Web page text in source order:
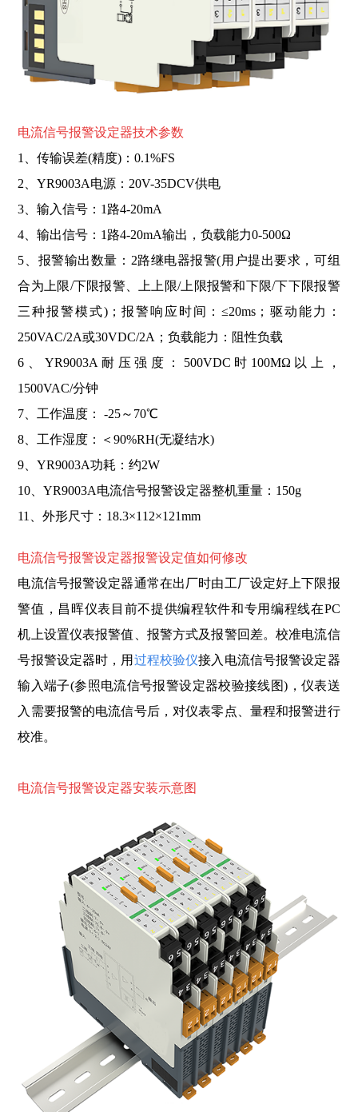
电流信号报警设定器技术参数
1、传输误差(精度)：0.1%FS
2、YR9003A电源：20V-35DCV供电
3、输入信号：1路4-20mA
4、输出信号：1路4-20mA输出，负载能力0-500Ω
5、报警输出数量：2路继电器报警(用户提出要求，可组
合为上限/下限报警、上上限/上限报警和下限/下下限报警
三种报警模式)；报警响应时间：≤20ms；驱动能力：
250VAC/2A或30VDC/2A；负载能力：阻性负载
6、YR9003A耐压强度：500VDC时100MΩ以上，
1500VAC/分钟
7、工作温度： -25～70℃
8、工作湿度：＜90%RH(无凝结水)
9、YR9003A功耗：约2W
10、YR9003A电流信号报警设定器整机重量：150g
11、外形尺寸：18.3×112×121mm
电流信号报警设定器报警设定值如何修改
电流信号报警设定器通常在出厂时由工厂设定好上下限报
警值，昌晖仪表目前不提供编程软件和专用编程线在PC
机上设置仪表报警值、报警方式及报警回差。校准电流信
号报警设定器时，用 过程校验仪接入电流信号报警设定器
输入端子(参照电流信号报警设定器校验接线图)，仪表送
入需要报警的电流信号后，对仪表零点、量程和报警进行
校准。
电流信号报警设定器安装示意图